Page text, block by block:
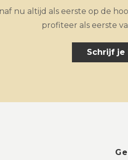
nu altijd als eerste op de
profiteer als eerste
Schrijf je